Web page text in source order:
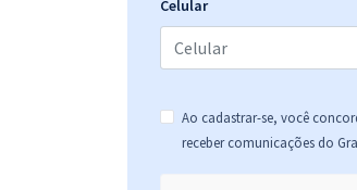
Prefeitura de Jardinópolis - SP
Celular
Ao cadastrar-se, você
receber comunicações do